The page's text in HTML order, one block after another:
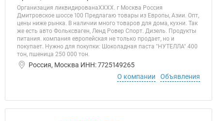
Организация ликвидированаХХХХ. г Москва Россия
Дмитровское шоссе 100 Предлагаю товары из Европы, Азии. Опт,
цены ниже рынка. В наличии много товаров для дома, кухни. Так
же есть авто Фольксваген, Ленд Ровер Спорт. Дизель. Продукты
питания. компания европейская не только продает, но и
покупает. Нужно для покупки: Шоколадная паста "НУТЕЛЛА" 400
тон, пшеница 250 000 тон.
Россия, Москва ИНН: 7725149265
О компании
Объявления